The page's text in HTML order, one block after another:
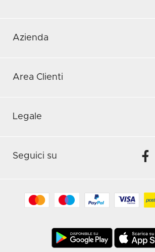
Azienda
Area Clienti
Legale
Seguici su